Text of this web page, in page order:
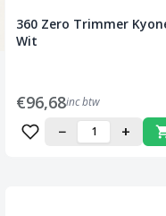
360 Zero Trimmer
Wit
€96,68inc btw
− +